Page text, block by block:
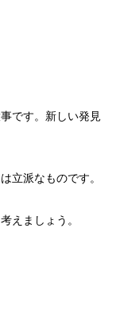
です。新しい発見
立派なものです。
えましょう。